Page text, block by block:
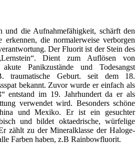
und die Aufnahmefähigkeit, schärft den
erkennen, die normalerweise verborgen
Der Fluorit ist der Stein des
Dient zum Auflösen von
Panikzustände und Todesangst
traumatische Geburt. seit dem 18.
bekannt. Zuvor wurde er einfach als
entstand im 19. Jahrhundert da er als
verwendet wird. Beson­ders schöne
und Mexiko. Er ist ein gesuchter
und bil­det oktaedrische, würfelige
zählt zu der Mineralklasse der Haloge­
Farben haben, z.B Rainbowfluorit.